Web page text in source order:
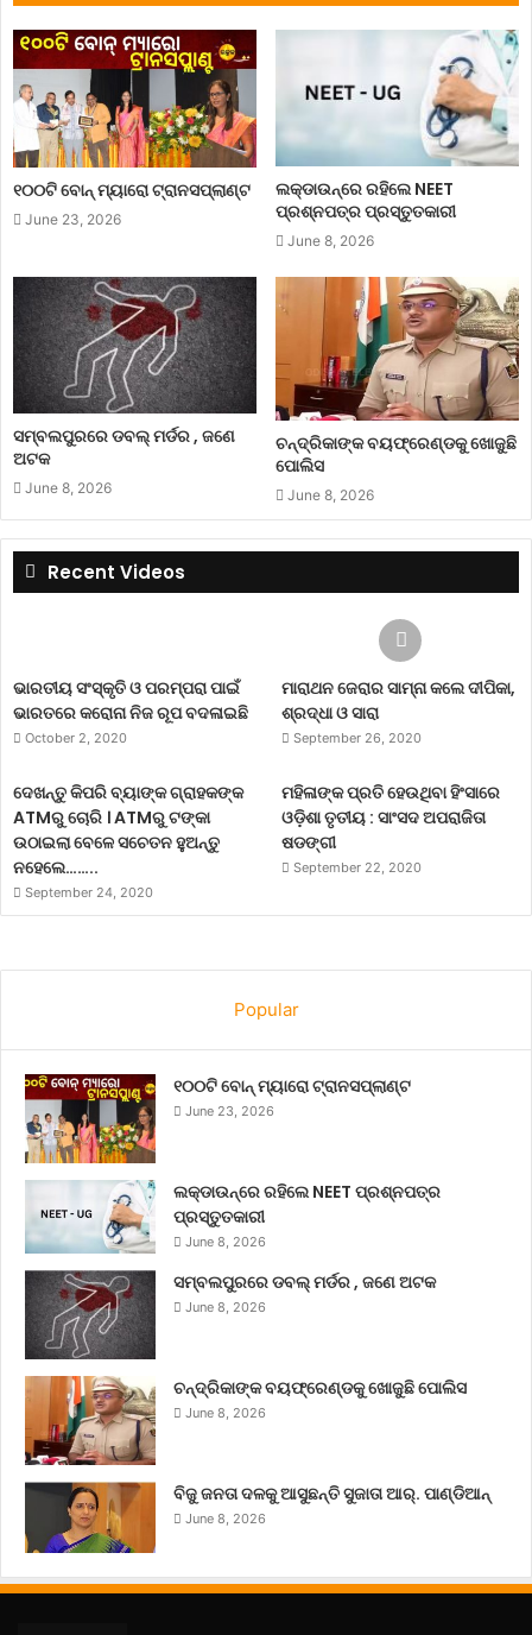
୧୦୦ଟି ବୋନ୍ ମ୍ୟାରୋ ଟ୍ରାନସପ୍ଲାଣ୍ଟ
June 23, 2026
ଲକ୍‌ଡାଉନ୍‌ରେ ରହିଲେ NEET
ପ୍ରଶ୍ନପତ୍ର ପ୍ରସ୍ତୁତକାରୀ
June 8, 2026
ସମ୍ବଲପୁରରେ ଡବଲ୍ ମର୍ଡର , ଜଣେ
ଅଟକ
June 8, 2026
ଚନ୍ଦ୍ରିକାଙ୍କ ବୟଫ୍ରେଣ୍ଡକୁ ଖୋଜୁଛି
ପୋଲିସ
June 8, 2026
Recent Videos
ଭାରତୀୟ ସଂସ୍କୃତି ଓ ପରମ୍ପରା ପାଇଁ
ଭାରତରେ କରୋନା ନିଜ ରୂପ ବଦଳାଇଛି
October 2, 2020
ମାରାଥନ ଜେରାର ସାମ୍ନା କଲେ ଦୀପିକା,
ଶ୍ରଦ୍ଧା ଓ ସାରା
September 26, 2020
ଦେଖନ୍ତୁ କିପରି ବ୍ୟାଙ୍କ ଗ୍ରାହକଙ୍କ
ATMରୁ ଚୋରି । ATMରୁ ଟଙ୍କା
ଉଠାଇଲା ବେଳେ ସଚେତନ ହୁଅନ୍ତୁ
ନହେଲେ……..
September 24, 2020
ମହିଳାଙ୍କ ପ୍ରତି ହେଉଥିବା ହିଂସାରେ
ଓଡ଼ିଶା ତୃତୀୟ : ସାଂସଦ ଅପରାଜିତା
ଷଡଙ୍ଗୀ
September 22, 2020
Popular
୧୦୦ଟି ବୋନ୍ ମ୍ୟାରୋ ଟ୍ରାନସପ୍ଲାଣ୍ଟ
June 23, 2026
ଲକ୍‌ଡାଉନ୍‌ରେ ରହିଲେ NEET ପ୍ରଶ୍ନପତ୍ର
ପ୍ରସ୍ତୁତକାରୀ
June 8, 2026
ସମ୍ବଲପୁରରେ ଡବଲ୍ ମର୍ଡର , ଜଣେ ଅଟକ
June 8, 2026
ଚନ୍ଦ୍ରିକାଙ୍କ ବୟଫ୍ରେଣ୍ଡକୁ ଖୋଜୁଛି ପୋଲିସ
June 8, 2026
ବିଜୁ ଜନତା ଦଳକୁ ଆସୁଛନ୍ତି ସୁଜାତା ଆର୍‌. ପାଣ୍ଡିଆନ୍
June 8, 2026